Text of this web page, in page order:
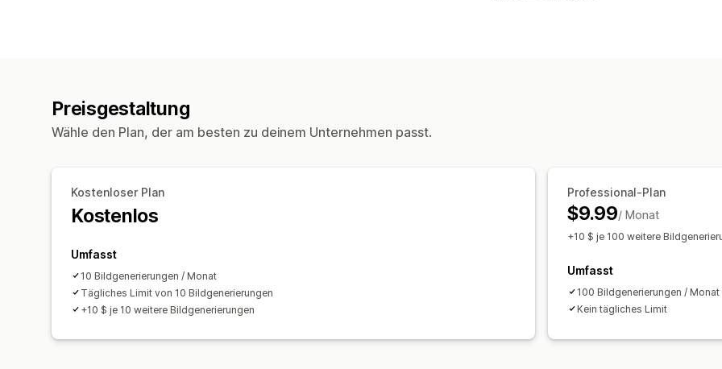
Preisgestaltung
Wähle den Plan, der am besten zu deinem Unternehmen passt.
Kostenloser Plan
Kostenlos
Umfasst
10 Bildgenerierungen / Monat
Tägliches Limit von 10 Bildgenerierungen
+10 $ je 10 weitere Bildgenerierungen
Professional-Plan
$9.99/ Monat
+10 $ je 100 weitere
Umfasst
100 Bildgenerierungen / Monat
Kein tägliches Limit